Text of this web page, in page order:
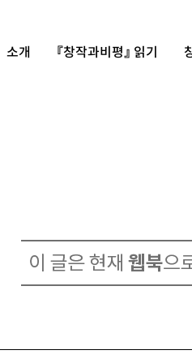
소개 『창작과비평』 읽기